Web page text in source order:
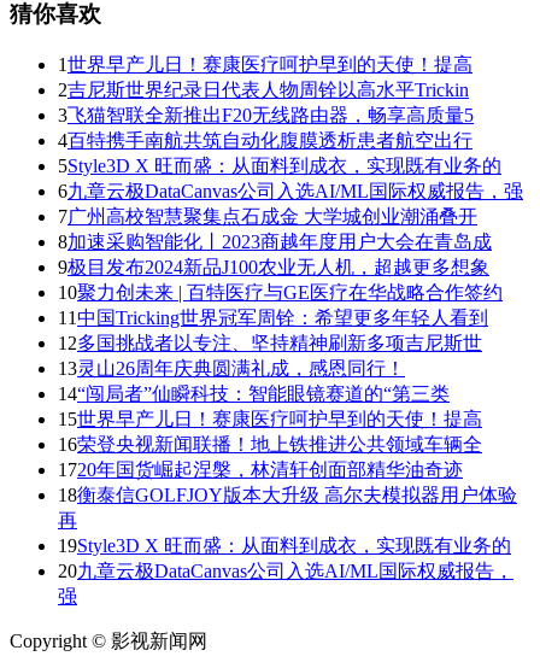
猜你喜欢
1世界早产儿日！赛康医疗呵护早到的天使！提高
2吉尼斯世界纪录日代表人物周铨以高水平Trickin
3飞猫智联全新推出F20无线路由器，畅享高质量5
4百特携手南航共筑自动化腹膜透析患者航空出行
5Style3D X 旺而盛：从面料到成衣，实现既有业务的
6九章云极DataCanvas公司入选AI/ML国际权威报告，强
7广州高校智慧聚集点石成金 大学城创业潮涌叠开
8加速采购智能化丨2023商越年度用户大会在青岛成
9极目发布2024新品J100农业无人机，超越更多想象
10聚力创未来 | 百特医疗与GE医疗在华战略合作签约
11中国Tricking世界冠军周铨：希望更多年轻人看到
12多国挑战者以专注、坚持精神刷新多项吉尼斯世
13灵山26周年庆典圆满礼成，感恩同行！
14“闯局者”仙瞬科技：智能眼镜赛道的“第三类
15世界早产儿日！赛康医疗呵护早到的天使！提高
16荣登央视新闻联播！地上铁推进公共领域车辆全
1720年国货崛起涅槃，林清轩创面部精华油奇迹
18衡泰信GOLFJOY版本大升级 高尔夫模拟器用户体验
再
19Style3D X 旺而盛：从面料到成衣，实现既有业务的
20九章云极DataCanvas公司入选AI/ML国际权威报告，
强
Copyright © 影视新闻网